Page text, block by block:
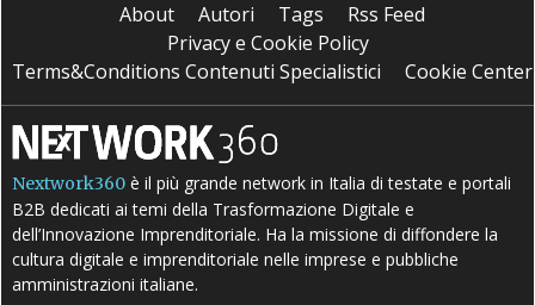
About Autori Tags
Rss Feed
Privacy e Cookie Policy
Terms&Conditions Contenuti Specialistici
Cookie Center
Nextwork360 è il più grande network in Italia di testate e portali
B2B dedicati ai temi della Trasformazione Digitale e
dell’Innovazione Imprenditoriale. Ha la missione di diffondere la
cultura digitale e imprenditoriale nelle imprese e pubbliche
amministrazioni italiane.